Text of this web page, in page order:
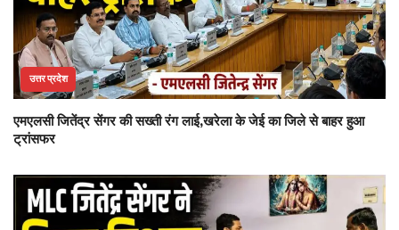
उत्तर प्रदेश
एमएलसी जितेंद्र सेंगर की सख्ती रंग लाई,खरेला के जेई का जिले से बाहर हुआ
ट्रांसफर